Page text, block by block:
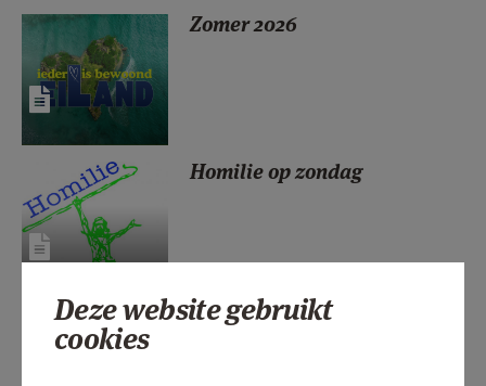
STARTPAGINA PORTAAL
MIJN PAROCHIE
AANMELDEN OF REGISTREREN
Zomer 2026
Homilie op zondag
Vrijdagaanbidding
Deze website gebruikt
cookies